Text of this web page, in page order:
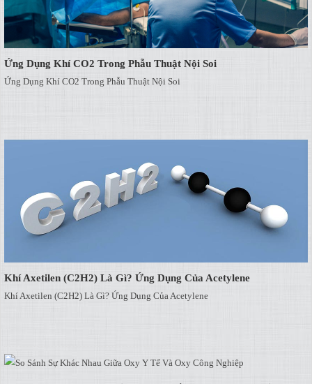
Ứng Dụng Khí CO2 Trong Phẫu Thuật Nội Soi
Ứng Dụng Khí CO2 Trong Phẫu Thuật Nội Soi
Khí Axetilen (C2H2) Là Gì? Ứng Dụng Của Acetylene
Khí Axetilen (C2H2) Là Gì? Ứng Dụng Của Acetylene